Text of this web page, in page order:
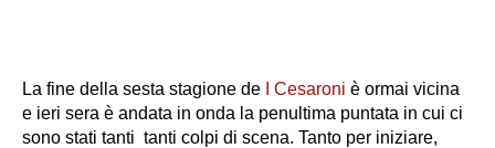
La fine della sesta stagione de I Cesaroni è ormai vicina
e ieri sera è andata in onda la penultima puntata in cui ci
sono stati tanti tanti colpi di scena. Tanto per iniziare,